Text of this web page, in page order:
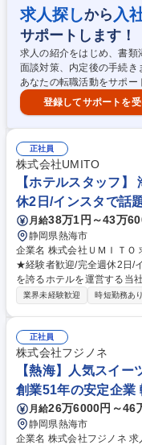
ice関連などITに関する全般
リモートアクセスサービス
い合わせ対応 など 募集職種 【焼津/ITサービスのヘルプデスク・運用支
援】東証プライム上場
求人探しから 入
サポートします！
求人の紹介をはじめ、書類
面談対策、内定後の手続き
あなたの転職活動をサポー
登録してサポートを
正社員
株式会社UMITO
【ホテルスタッフ】
休2日/インスタで話
月給38万1円～43万
静岡県熱海市
企業名 株式会社ＵＭＩＴＯ 求人名 【ホテルスタッフ】★海1列目絶景宿
★経験者歓迎/完全週休2日/インスタで話題 仕事
を誇るホテルを運営する当
ェルジュ業務などのホテル
■小規模施設だからこそ、マ
ったおもてなしを実現でき
配人、エリアマネージャー
プなど、多彩なキャリアパスを用意して
ッフ】★海1列目絶景宿★経
業界未経験歓迎 時短勤務あり
正社員
株式会社フジノネ
【熱海】人気スイ
創業51年の安定企業
月給26万6000円～46
静岡県熱海市
企業名 株式会社フジノネ 求人名 【熱海】人気スイーツブランドの配送担